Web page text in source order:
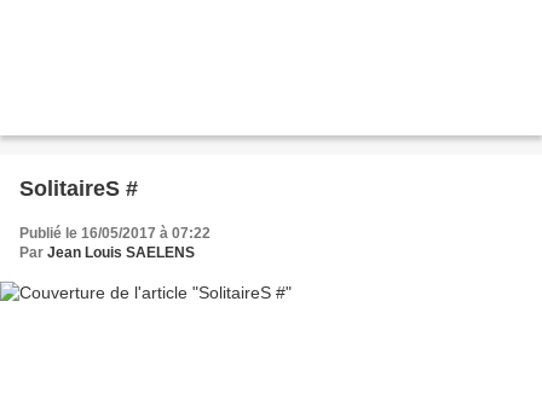
SolitaireS #
Publié le 16/05/2017 à 07:22
Par Jean Louis SAELENS